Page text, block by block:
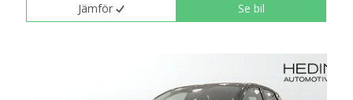
Jämför Se bil